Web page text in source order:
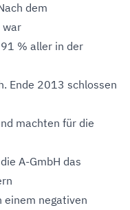
dem
war
% aller in der
Ende 2013 schlossen
machten für die
A-GmbH das
einem negativen